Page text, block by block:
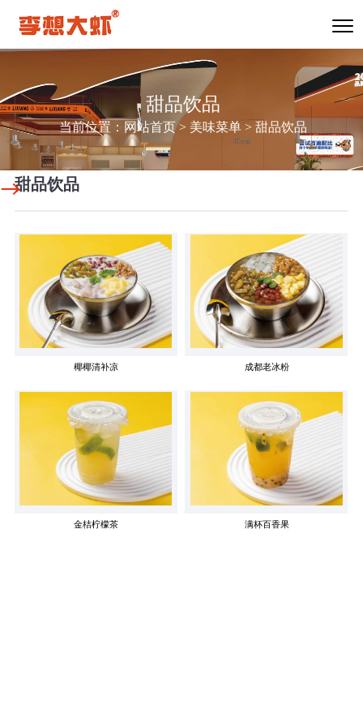
甜品饮品
当前位置： 网站首页> 美味菜单 > 甜品饮品
甜品饮品
椰椰清补凉 成都老冰粉
金桔柠檬茶 满杯百香果